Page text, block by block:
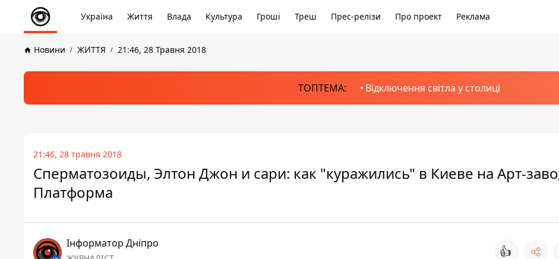
Україна Життя Влада Культура Гроші Треш Прес-релізи Про проект Реклама
Новини ЖИТТЯ 21:46, 28 Травня 2018
ТОПТЕМА: Відключення світла у столиці
21:46, 28 травня 2018
Сперматозоиды, Элтон Джон и сари: как "куражились" в Киеве на Арт-
Платформа
Інформатор Дніпро
👍